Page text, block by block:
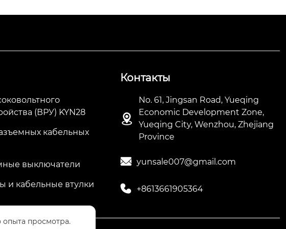
(ВРУ) KYN28
кабельных
выключатели
и кабельные втулки
Контакты

No. 61, Jingsan Road, Yueqing
Economic Development Zone,
Yueqing City, Wenzhou, Zhejiang
Province
 yunsale007@gmail.com
 +8613661905364
просмотра.